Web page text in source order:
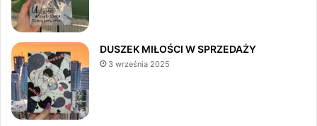
k
DUSZEK MIŁOŚCI W SPRZEDAŻY
3 września 2025